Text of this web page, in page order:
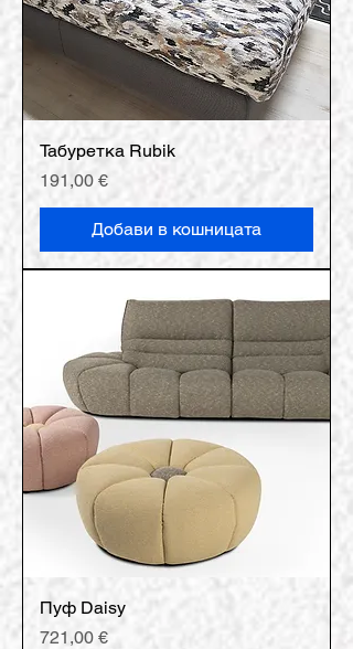
Табуретка Rubik
Цена
191,00 €
Добави в кошницата
Пуф Daisy
Цена
721,00 €